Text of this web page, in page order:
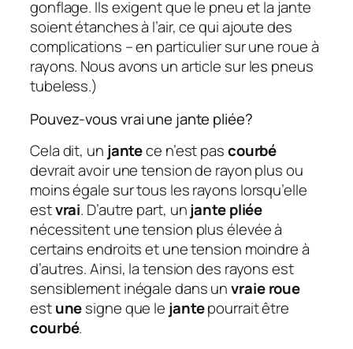
gonflage. Ils exigent que le pneu et la jante
soient étanches à l’air, ce qui ajoute des
complications – en particulier sur une roue à
rayons. Nous avons un article sur les pneus
tubeless.)
Pouvez-vous vrai une jante pliée?
Cela dit, un jantece n’est pascourbé
devrait avoir une tension de rayon plus ou
moins égale sur tous les rayons lorsqu’elle
estvrai. D’autre part, unjante pliée
nécessitent une tension plus élevée à
certains endroits et une tension moindre à
d’autres. Ainsi, la tension des rayons est
sensiblement inégale dans unvraie roue
estunesigne que le jantepourrait être
courbé.